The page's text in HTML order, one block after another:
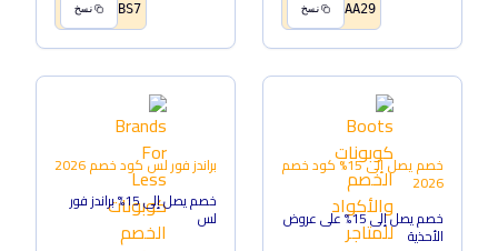
AA29 نسخ BS7 نسخ
خصم يصل إلى 15% كود خصم
2026
خصم يصل إلى 15% على عروض
الأحذية
براندز فور لسكود خصم2026
خصم يصل إلى 15% براندز فور
لس